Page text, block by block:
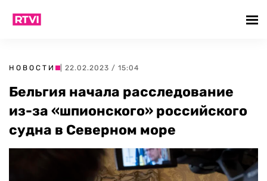
НОВОСТИ | 22.02.2023 / 15:04
Бельгия начала расследование
из-за «шпионского» российского
судна в Северном море